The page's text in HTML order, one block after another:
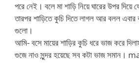
পরে নেই। বলে মা শাড়ি নিয়ে ঘারের উপর
তারপর শাড়িতে কুচি দিতে লাগল আর বলল
গুলো।
আমি- বসে মায়ের শাড়ির কুচি ধরে ভাজ করে
গুজে নাও সুন্দর হয়েছে সব কটা ভাজ